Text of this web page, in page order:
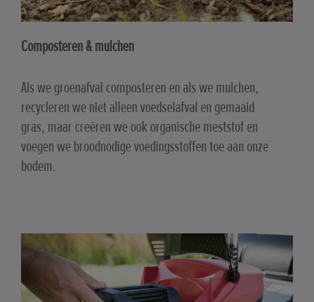
Composteren & mulchen
Als we groenafval composteren en als we mulchen,
recycleren we niet alleen voedselafval en gemaaid
gras, maar creëren we ook organische meststof en
voegen we broodnodige voedingsstoffen toe aan onze
bodem.